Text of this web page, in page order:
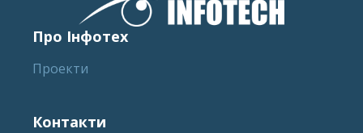
Про Інфотех
Проекти
Контакти